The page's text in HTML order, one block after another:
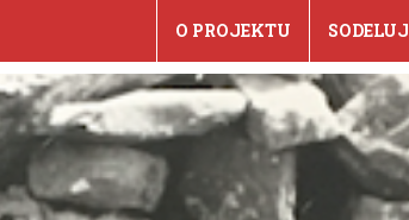
O PROJEKTU SODELUJ